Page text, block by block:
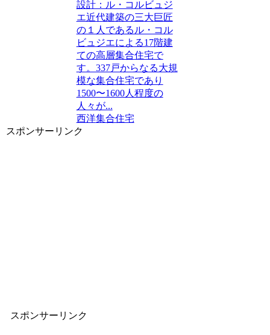
設計：ル・コルビュジ
エ近代建築の三大巨匠
の１人であるル・コル
ビュジエによる17階建
ての高層集合住宅で
す。337戸からなる大規
模な集合住宅であり
1500〜1600人程度の
人々が...
西洋集合住宅
スポンサーリンク
スポンサーリンク